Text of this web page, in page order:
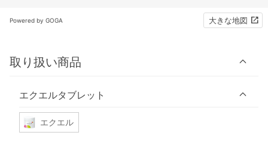
Powered by GOGA 大きな地図
取り扱い商品
エクエルタブレット
エクエル